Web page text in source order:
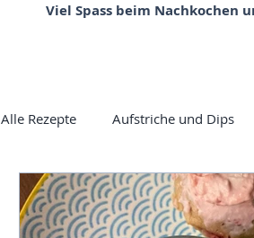
Viel Spass beim Nachkochen
Alle Rezepte Aufstriche und Dips
Vorspeisen Mezze